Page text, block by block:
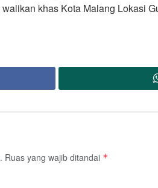
khas Kota Malang Lokasi
Ruas yang wajib ditandai *